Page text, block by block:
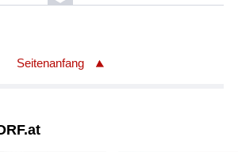
Fagott, Streicher und Basso
Basel
Seitenanfang